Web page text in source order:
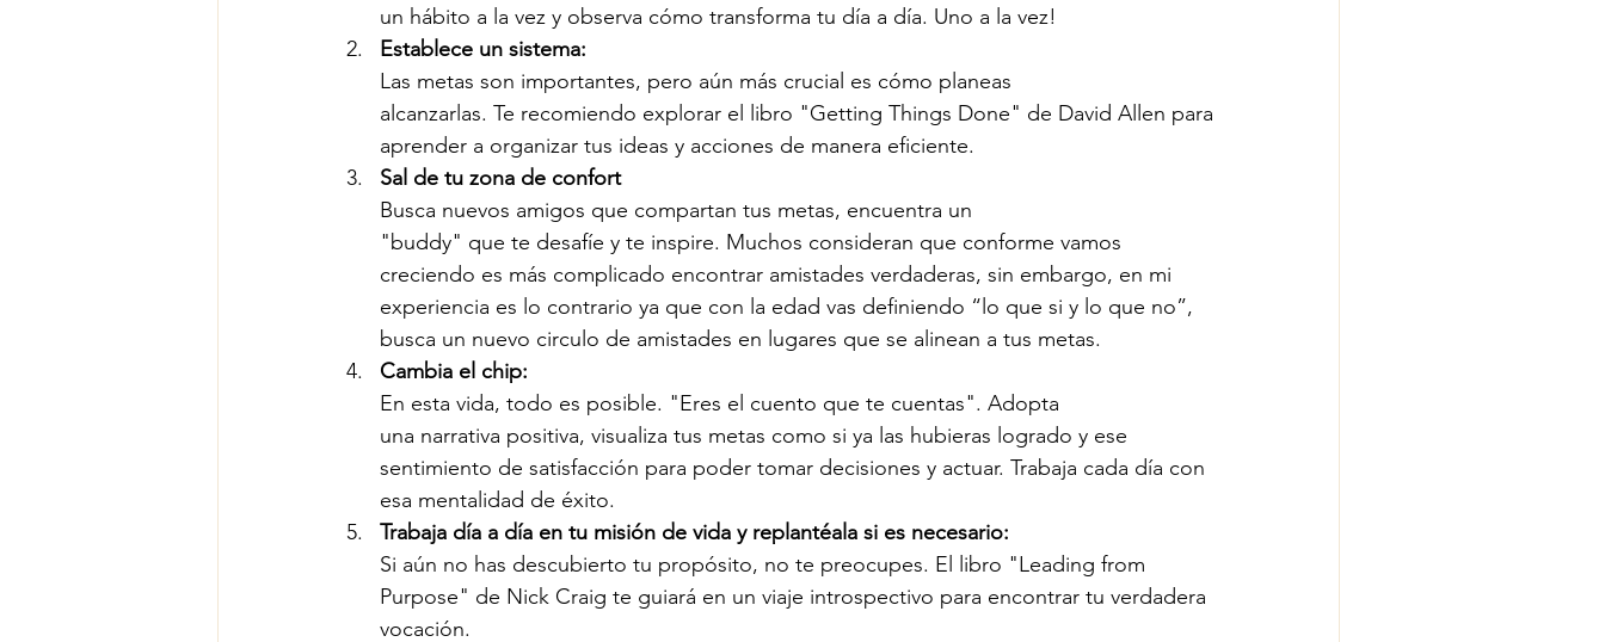
un hábito a la vez y observa cómo transforma tu día a día. Uno a la vez!
Establece un sistema:
Las metas son importantes, pero aún más crucial es cómo planeas
alcanzarlas. Te recomiendo explorar el libro "Getting Things Done" de David Allen para
aprender a organizar tus ideas y acciones de manera eficiente.
Sal de tu zona de confort
Busca nuevos amigos que compartan tus metas, encuentra un
"buddy" que te desafíe y te inspire. Muchos consideran que conforme vamos
creciendo es más complicado encontrar amistades verdaderas, sin embargo, en mi
experiencia es lo contrario ya que con la edad vas definiendo “lo que si y lo que no”,
busca un nuevo circulo de amistades en lugares que se alinean a tus metas.
Cambia el chip:
En esta vida, todo es posible. "Eres el cuento que te cuentas". Adopta
una narrativa positiva, visualiza tus metas como si ya las hubieras logrado y ese
sentimiento de satisfacción para poder tomar decisiones y actuar. Trabaja cada día con
esa mentalidad de éxito.
Trabaja día a día en tu misión de vida y replantéala si es necesario:
Si aún no has descubierto tu propósito, no te preocupes. El libro "Leading from
Purpose" de Nick Craig te guiará en un viaje introspectivo para encontrar tu verdadera
vocación.